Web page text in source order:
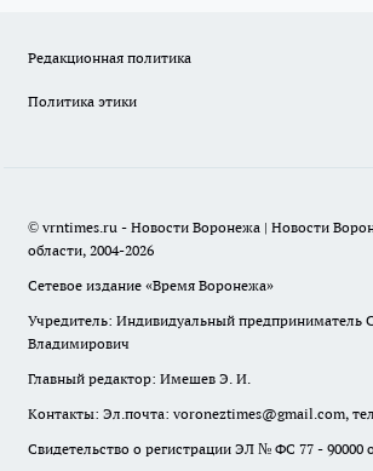
Редакционная политика
Политика этики
© vrntimes.ru - Новости Воронежа | Новости
области, 2004-2026
Сетевое издание «Время Воронежа»
Учредитель: Индивидуальный предприниматель
Владимирович
Главный редактор: Имешев Э. И.
Контакты: Эл.почта: voroneztimes@gmail.com,
Свидетельство о регистрации ЭЛ № ФС 77 - 90000